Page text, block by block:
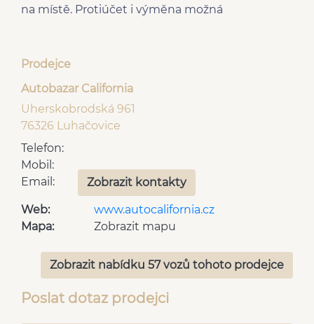
na místě. Protiúčet i výměna možná
Prodejce
Autobazar California
Uherskobrodská 961
76326 Luhačovice
Telefon:
Mobil:
Email:
Zobrazit kontakty
Web:
www.autocalifornia.cz
Mapa:
Zobrazit mapu
Zobrazit nabídku 57 vozů tohoto prodejce
Poslat dotaz prodejci